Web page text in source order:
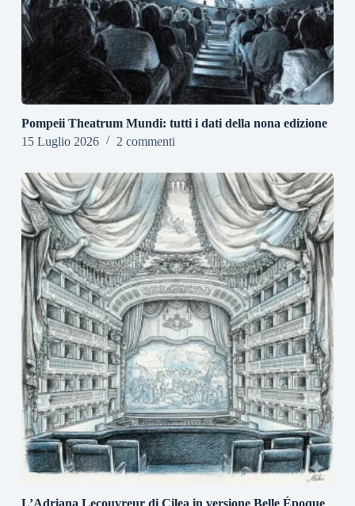
Pompeii Theatrum Mundi: tutti i dati della nona edizione
15 Luglio 2026
2 commenti
L’Adriana Lecouvreur di Cilea in versione Belle Époque